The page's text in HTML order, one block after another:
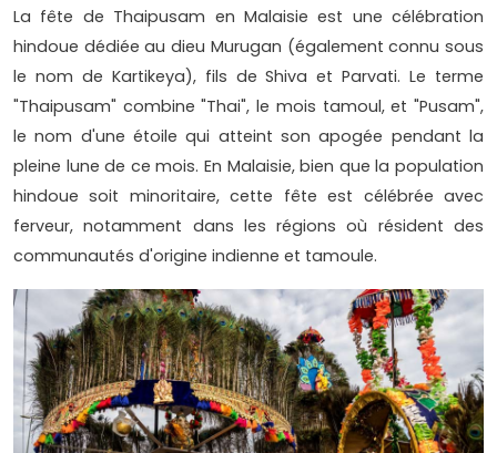
La fête de Thaipusam en Malaisie est une célébration
hindoue dédiée au dieu Murugan (également connu sous
le nom de Kartikeya), fils de Shiva et Parvati. Le terme
"Thaipusam" combine "Thai", le mois tamoul, et "Pusam",
le nom d'une étoile qui atteint son apogée pendant la
pleine lune de ce mois. En Malaisie, bien que la population
hindoue soit minoritaire, cette fête est célébrée avec
ferveur, notamment dans les régions où résident des
communautés d'origine indienne et tamoule.